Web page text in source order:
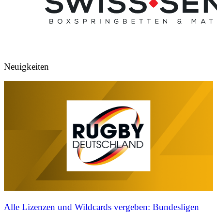
Neuigkeiten
Alle Lizenzen und Wildcards vergeben: Bundesligen